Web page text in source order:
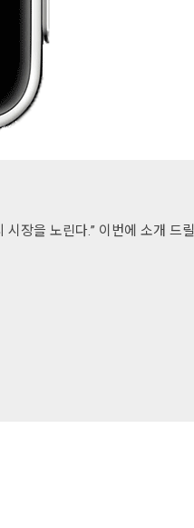
장을 노린다.” 이번에 소개 드